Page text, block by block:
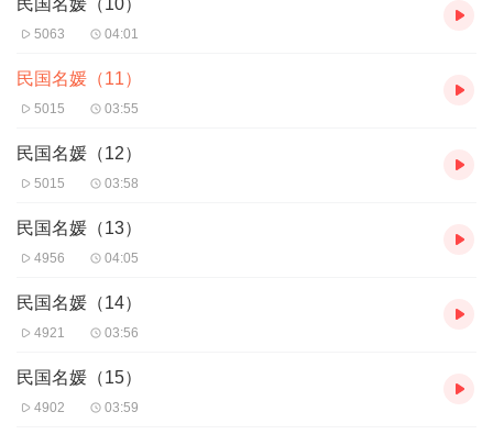
民国名媛（10）
5063 04:01
民国名媛（11）
5015 03:55
民国名媛（12）
5015 03:58
民国名媛（13）
4956 04:05
民国名媛（14）
4921 03:56
民国名媛（15）
4902 03:59